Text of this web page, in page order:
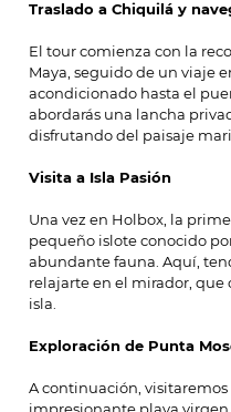
Traslado a Chiquilá y
El tour comienza con la
Maya, seguido de un viaje
acondicionado hasta el
abordarás una lancha
disfrutando del paisaje
Visita a Isla Pasión
Una vez en Holbox, la
pequeño islote conocido
abundante fauna. Aquí,
relajarte en el mirador, que
isla.
Exploración de Punta
A continuación,